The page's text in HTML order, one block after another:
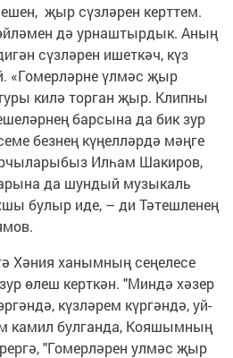
җыр сүзләрен керттем.
дә урнаштырдык. Аның
сүзләрен ишеткәч, күз
«Гомерләрне үлмәс җыр
килә торган җыр. Клипны
барсына да бик зур
безнең күңелләрдә мәңге
Илһам Шакиров,
да шундый музыкаль
булыр иде, – ди Тәтешленең
Хәния ханымның сеңелесе
өлеш керткән. "Миндә хәзер
күзләрем күргәндә, уй-
камил булганда, Кояшымның
"Гомерләрен улмәс җыр